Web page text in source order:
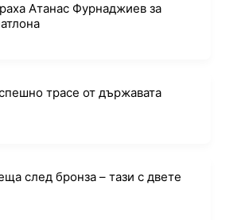
Атанас Фурнаджиев за
трасе от държавата
след бронза – тази с двете